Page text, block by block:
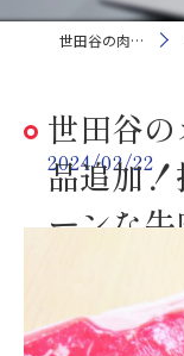
世田谷の肉屋ならLa Boucherie Louis
世田谷
品追加
ーンな
産シリ
2024/02/22